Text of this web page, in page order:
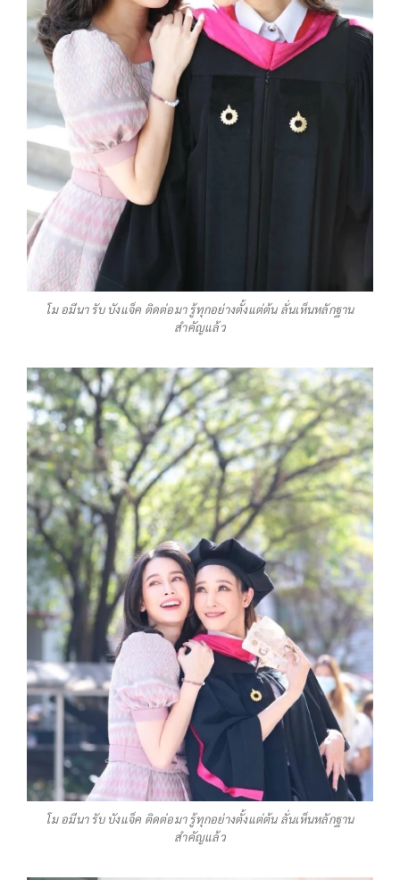
โม อมีนา รับ บังแจ็ค ติดต่อมา รู้ทุกอย่างตั้งแต่ต้น ลั่นเห็นหลักฐาน
สำคัญแล้ว
โม อมีนา รับ บังแจ็ค ติดต่อมา รู้ทุกอย่างตั้งแต่ต้น ลั่นเห็นหลักฐาน
สำคัญแล้ว